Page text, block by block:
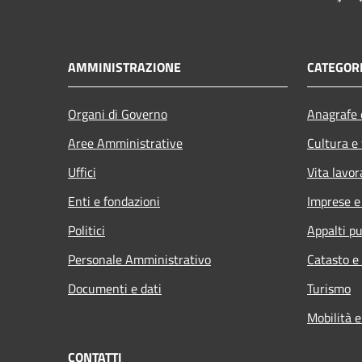
AMMINISTRAZIONE
Organi di Governo
Aree Amministrative
Uffici
Enti e fondazioni
Politici
Personale Amministrativo
Documenti e dati
Cultura
Vita
Imprese
Appalti
Catasto
Turismo
Mobilità
CONTATTI